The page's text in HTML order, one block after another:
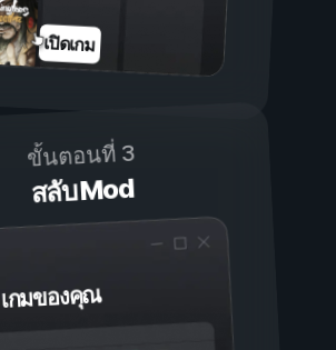
เปิดเกม
ขั้นตอนที่ 3
สลับ Mod
เกมของคุณ